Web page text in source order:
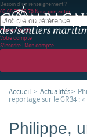
Besoin d'un renseignement ?
02 99 78 83 70 Nous contacter
Panier(0)(0)
Votre compte
S'inscrire | Mon compte
Accueil > Actualités>
reportage sur le GR34 :
Philippe,